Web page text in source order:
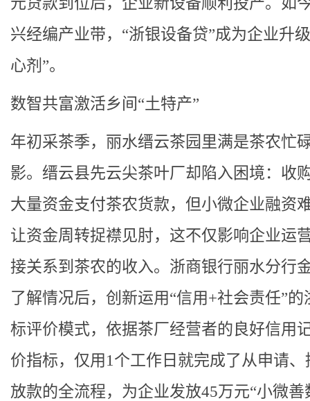
兴经编产业带，“浙银设备贷”成为企业升
心剂”。
数智共富激活乡间“土特产”
年初采茶季，丽水缙云茶园里满是茶农忙
影。缙云县先云尖茶叶厂却陷入困境：收
大量资金支付茶农货款，但小微企业融资
让资金周转捉襟见肘，这不仅影响企业运
接关系到茶农的收入。浙商银行丽水分行
了解情况后，创新运用“信用+社会责任”的
标评价模式，依据茶厂经营者的良好信用
价指标，仅用1个工作日就完成了从申请、
放款的全流程，为企业发放45万元“小微善